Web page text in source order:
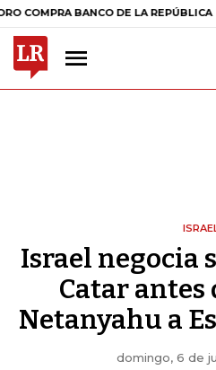
BANCO DE LA REPÚBLICA $
Israel negocia
Catar antes
Netanyahu a
domingo, 6 de